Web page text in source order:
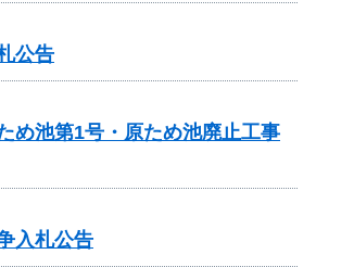
公告
め池第1号・原ため池廃止工事
入札公告